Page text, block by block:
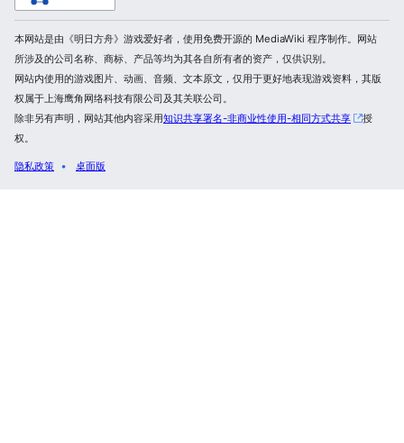
本网站是由《明日方舟》游戏爱好者，使用免费开源的 MediaWiki 程序制作。网站
所涉及的公司名称、商标、产品等均为其各自所有者的资产，仅供识别。
网站内使用的游戏图片、动画、音频、文本原文，仅用于更好地表现游戏资料，其版
权属于上海鹰角网络科技有限公司及其关联公司。
除非另有声明，网站其他内容采用知识共享署名-非商业性使用-相同方式共享
授
权。
隐私政策 桌面版